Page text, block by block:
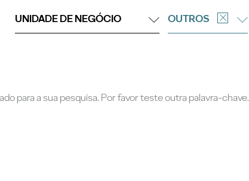
UNIDADE DE NEGÓCIO OUTROS
para a sua pesquisa. Por favor teste outra palavra-chave.